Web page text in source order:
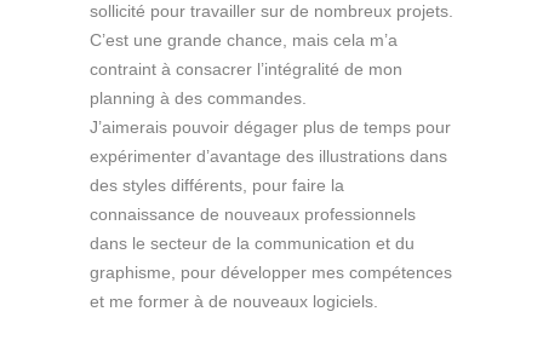
sollicité pour travailler sur de nombreux projets.
C’est une grande chance, mais cela m’a
contraint à consacrer l’intégralité de mon
planning à des commandes.
J’aimerais pouvoir dégager plus de temps pour
expérimenter d’avantage des illustrations dans
des styles différents, pour faire la
connaissance de nouveaux professionnels
dans le secteur de la communication et du
graphisme, pour développer mes compétences
et me former à de nouveaux logiciels.